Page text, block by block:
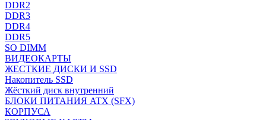
DDR2
DDR3
DDR4
DDR5
SO DIMM
ВИДЕОКАРТЫ
ЖЕСТКИЕ ДИСКИ И SSD
Накопитель SSD
Жёсткий диск внутренний
БЛОКИ ПИТАНИЯ ATX (SFX)
КОРПУСА